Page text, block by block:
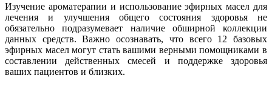
Изучение ароматерапии и использование эфирных масел для
лечения и улучшения общего состояния здоровья не
обязательно подразумевает наличие обширной коллекции
данных средств. Важно осознавать, что всего 12 базовых
эфирных масел могут стать вашими верными помощниками в
составлении действенных смесей и поддержке здоровья
ваших пациентов и близких.